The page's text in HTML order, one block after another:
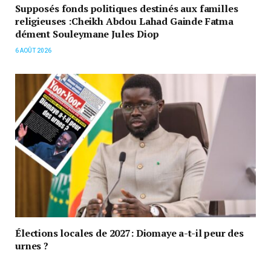
Supposés fonds politiques destinés aux familles
religieuses :Cheikh Abdou Lahad Gainde Fatma
dément Souleymane Jules Diop
6 AOÛT 2026
Élections locales de 2027: Diomaye a-t-il peur des
urnes ?